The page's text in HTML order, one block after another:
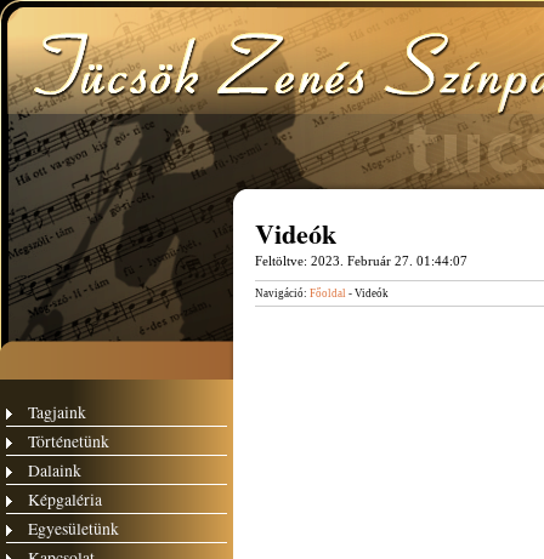
Tagjaink
Történetünk
Dalaink
Képgaléria
Egyesületünk
Videók
Feltöltve: 2023. Február 27. 01:44:07
Navigáció: Főoldal - Videók